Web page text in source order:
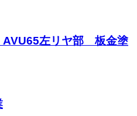
左リヤ部 板金塗